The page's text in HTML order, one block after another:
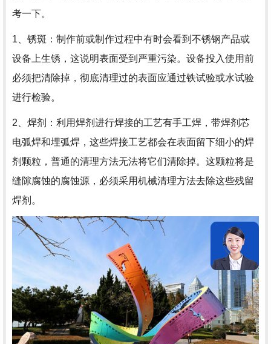
考一下。
1、锈斑：制作前或制作过程中有时会看到不锈钢产品或
设备上生锈，这说明表面受到严重污染。设备投入使用前
必须把清除掉，彻底清理过的表面应通过铁试验或水试验
进行检验。
2、焊剂：利用焊剂进行焊接的工艺有手工焊，带焊剂芯
电弧焊和埋弧焊，这些焊接工艺都会在表面留下细小的焊
剂颗粒，普通的清理方法无法将它们清除掉。这颗粒将是
缝隙腐蚀的腐蚀源，必须采用机械清理方法去除这些残留
焊剂。